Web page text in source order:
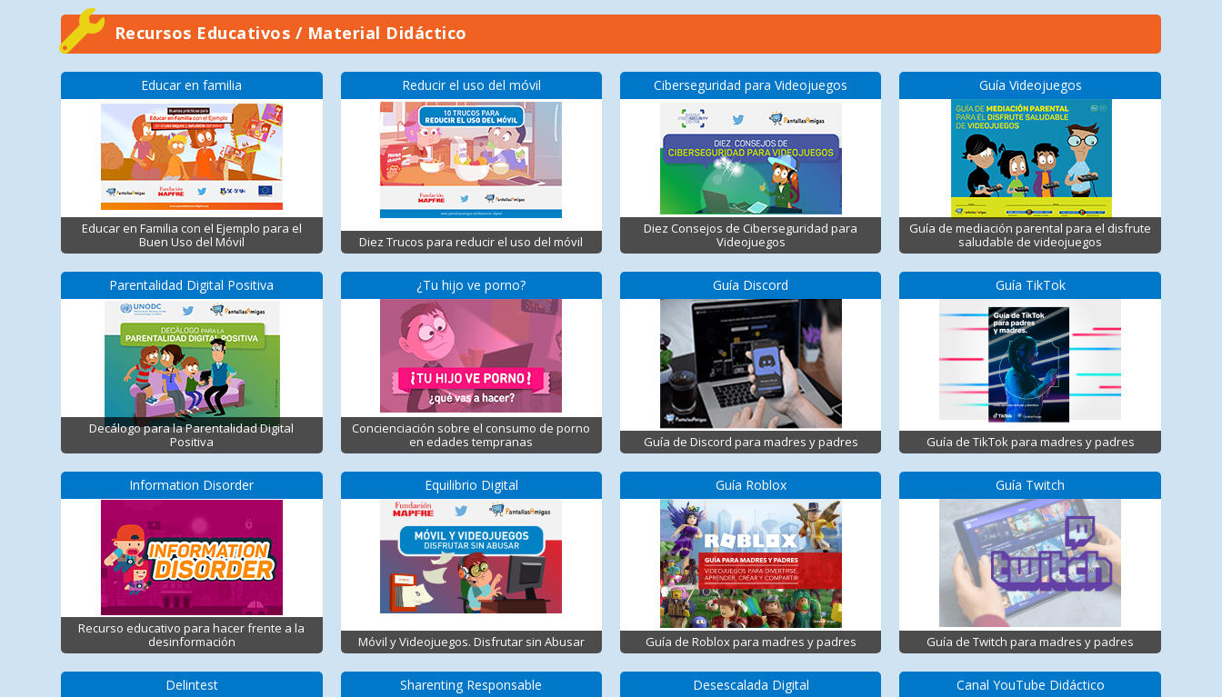
Recursos Educativos / Material Didáctico
Educar en familia
Educar en Familia con el Ejemplo para el
Buen Uso del Móvil
Parentalidad Digital Positiva
Decálogo para la Parentalidad Digital
Positiva
Information Disorder
Recurso educativo para hacer frente a la
desinformación
Delintest
Reducir el uso del móvil
Diez Trucos para reducir el uso del móvil
¿Tu hijo ve porno?
Concienciación sobre el consumo de porno
en edades tempranas
Equilibrio Digital
Móvil y Videojuegos. Disfrutar sin Abusar
Sharenting Responsable
Ciberseguridad para Videojuegos
Diez Consejos de Ciberseguridad para
Videojuegos
Guía Discord
Guía de Discord para madres y padres
Guía Roblox
Guía de Roblox para madres y padres
Desescalada Digital
Guía Videojuegos
Guía de mediación parental para el disfrute
saludable de videojuegos
Guía TikTok
Guía de TikTok para madres y padres
Guía Twitch
Guía de Twitch para madres y padres
Canal YouTube Didáctico